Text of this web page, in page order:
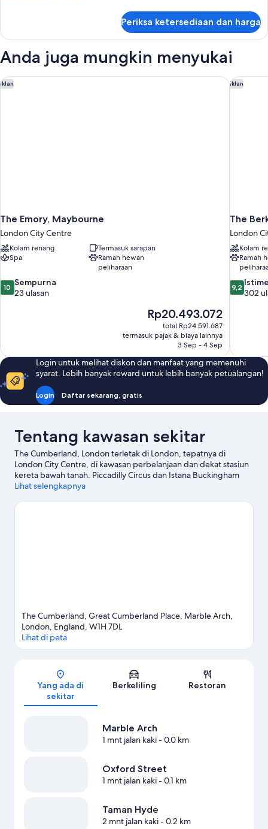
Classic
Room
Periksa ketersediaan dan harga
Anda juga mungkin menyukai
Iklan
The Emory, Maybourne
London City Centre
Kolam renang
Termasuk sarapan
Spa
Ramah hewan
peliharaan
10.0
dari
10 Sempurna
23 ulasan
Harga
sekarang
Rp20.493.072
Rp20.493.072
total Rp24.591.687
termasuk pajak & biaya lainnya
3 Sep - 4 Sep
The Emory, Maybourne Iklan
The
London
Kolam
Ramah
9.2
dari
9,2
302
The
Login untuk melihat diskon dan manfaat yang memenuhi
syarat. Lebih banyak reward untuk lebih banyak petualangan!
Login Daftar sekarang, gratis
Tentang kawasan sekitar
The Cumberland, London terletak di London, tepatnya di
London City Centre, di kawasan perbelanjaan dan dekat stasiun
kereta bawah tanah. Piccadilly Circus dan Istana Buckingham
merupakan landmark terkenal kawasan ini, terdapat juga
Experience serta Coca-Cola London Eye. Trafalgar Square dan
Lihat selengkapnya
The Cumberland, Great Cumberland Place, Marble Arch,
London, England, W1H 7DL
Lihat di peta
Yang ada di
sekitar
Berkeliling Restoran
Marble Arch
1 mnt jalan kaki- 0.0 km
Oxford Street
1 mnt jalan kaki- 0.1 km
Taman Hyde
2 mnt jalan kaki- 0.2 km